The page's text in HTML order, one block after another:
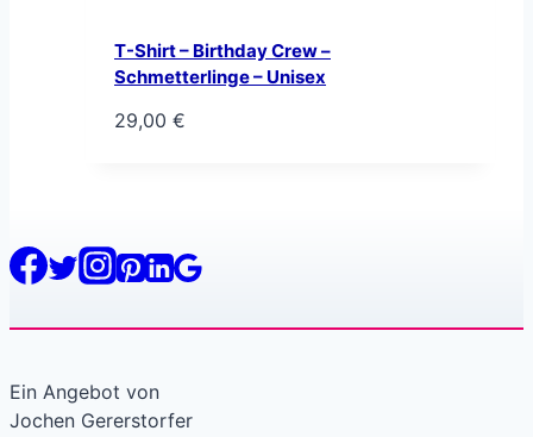
T-Shirt – Birthday Crew –
Schmetterlinge – Unisex
29,00 €
Ein Angebot von
Jochen Gererstorfer